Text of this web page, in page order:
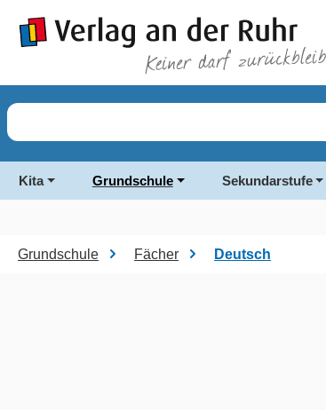
Zur Hauptnavigation springen
Kita Grundschule Sekundarstufe
Grundschule Fächer Deutsch